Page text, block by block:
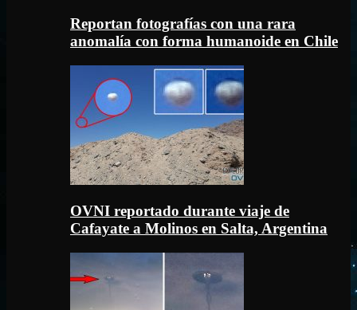
Reportan fotografías con una rara
anomalía con forma humanoide en Chile
OVNI reportado durante viaje de
Cafayate a Molinos en Salta, Argentina